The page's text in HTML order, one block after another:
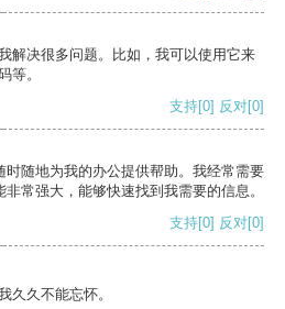
解决很多问题。比如，我可以使用它来
等。
支持[0] 反对[0]
随地为我的办公提供帮助。我经常需要
常强大，能够快速找到我需要的信息。
支持[0] 反对[0]
久久不能忘怀。